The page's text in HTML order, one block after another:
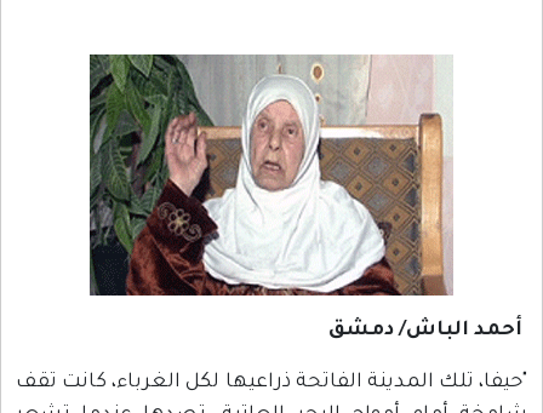
أحمد الباش/ دمشق
"حيفا، تلك المدينة الفاتحة ذراعيها لكل الغرباء، كانت تقف